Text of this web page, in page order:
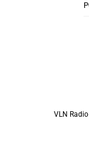
VLN